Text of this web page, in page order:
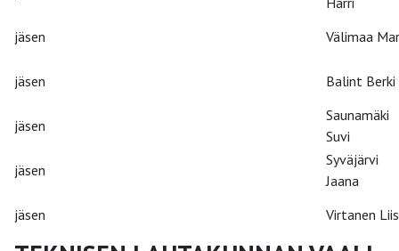
jäsen
Välimaa
jäsen Balint Berki
jäsen
Saunamäki
Suvi
jäsen
Syväjärvi
Jaana
jäsen
Virtanen